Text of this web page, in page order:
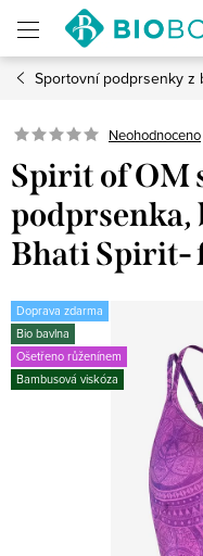
obsah
Sportovní podprsenky z
Neohodnoceno
Spirit of OM
podprsenka,
Bhati Spirit-
Doprava zdarma
Bio bavlna
Ošetřeno růženínem
Bambusová viskóza